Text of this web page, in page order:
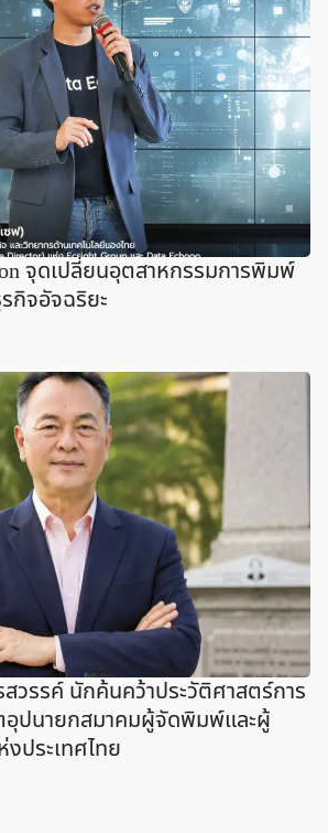
จุดเปลี่ยนอุตสาหกรรมการพิมพ์
กิจอัจฉริยะ
รรค์ นักค้นคว้าประวัติศาสตร์การ
ปนายกสมาคมผู้จัดพิมพ์และผู้
ประเทศไทย